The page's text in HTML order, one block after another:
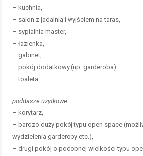
– kuchnia,
– salon z jadalnią i wyjściem na taras,
– sypialnia master,
– łazienka,
– gabinet,
– pokój dodatkowy (np. garderoba)
– toaleta
poddasze użytkowe:
– korytarz,
– bardzo duży pokój typu open space
wydzielenia garderoby etc.),
– drugi pokój o podobnej wielkości typu